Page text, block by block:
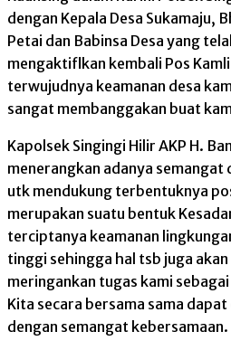
dengan Kepala Desa Sukamaju,
Petai dan Babinsa Desa yang
mengaktiflkan kembali Pos
terwujudnya keamanan desa
sangat membanggakan buat
Kapolsek Singingi Hilir AKP H.
menerangkan adanya semangat
utk mendukung terbentuknya
merupakan suatu bentuk
terciptanya keamanan
tinggi sehingga hal tsb juga
meringankan tugas kami
Kita secara bersama sama
dengan semangat